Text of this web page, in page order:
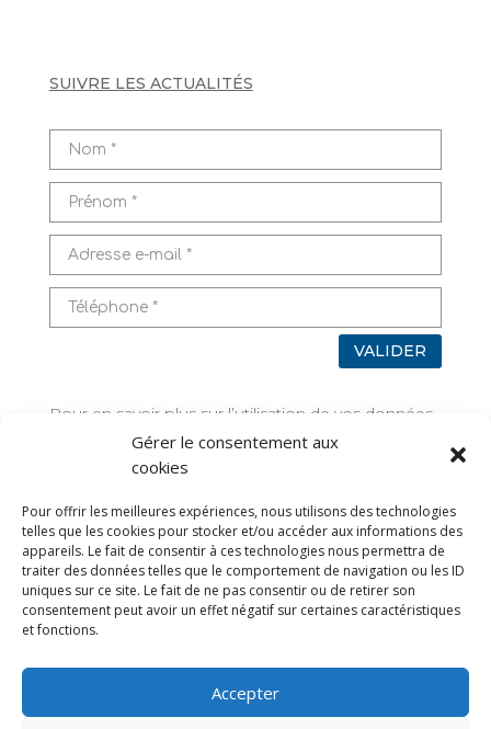
Gérer le consentement aux
cookies
Pour offrir les meilleures expériences, nous utilisons des technologies
telles que les cookies pour stocker et/ou accéder aux informations des
appareils. Le fait de consentir à ces technologies nous permettra de
traiter des données telles que le comportement de navigation ou les ID
uniques sur ce site. Le fait de ne pas consentir ou de retirer son
consentement peut avoir un effet négatif sur certaines caractéristiques
et fonctions.
Accepter
SUIVRE LES ACTUALITÉS
VALIDER
Pour en savoir plus sur l’utilisation de vos données,
rendez-vous surMentions légales